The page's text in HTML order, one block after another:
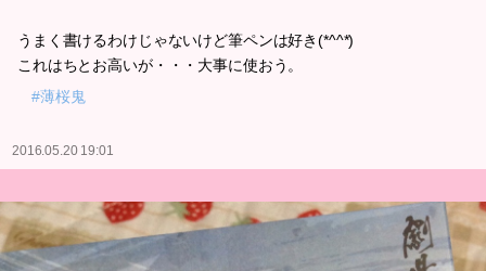
うまく書けるわけじゃないけど筆ペンは好き(*^^*)
これはちとお高いが・・・大事に使おう。
#薄桜鬼
2016.05.20 19:01